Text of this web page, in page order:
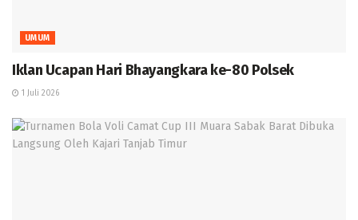
UMUM
Iklan Ucapan Hari Bhayangkara ke-80 Polsek
1 Juli 2026